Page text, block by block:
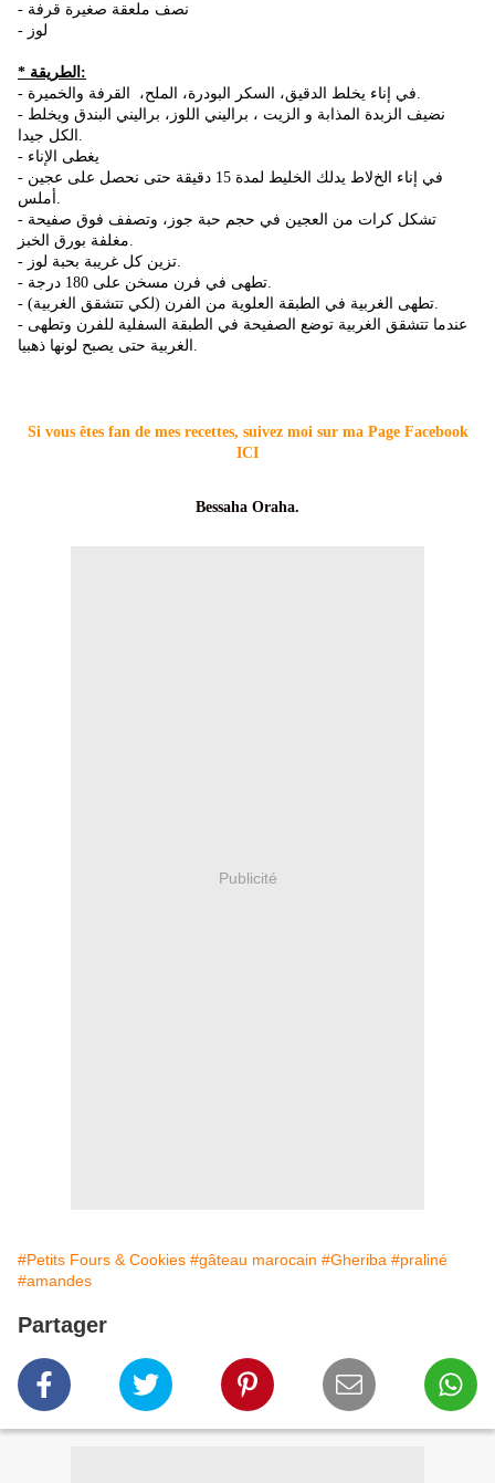
- نصف ملعقة صغيرة قرفة
- لوز
* الطريقة:
- في إناء يخلط الدقيق، السكر البودرة، الملح، القرفة والخميرة.
- نضيف الزبدة المذابة و الزيت ، براليني اللوز، براليني البندق ويخلط
الكل جيدا.
- في إناء الخﻻط يدلك الخليط لمدة 15 دقيقة حتى نحصل على عجين
أملس.
- تشكل كرات من العجين في حجم حبة جوز، وتصفف فوق صفيحة
مغلفة بورق الخبز.
- تزين كل غريبة بحبة لوز.
- تطهى في فرن مسخن على 180 درجة.
- تطهى الغربية في الطبقة العلوية من الفرن (لكي تتشقق الغربية).
- عندما تتشقق الغربية توضع الصفيحة في الطبقة السفلية للفرن وتطهى
الغربية حتى يصبح لونها ذهبيا.
Si vous êtes fan de mes recettes, suivez moi sur ma Page Facebook
ICI
Bessaha Oraha.
Publicité
#Petits Fours & Cookies #gâteau marocain #Gheriba #praliné
#amandes
Partager